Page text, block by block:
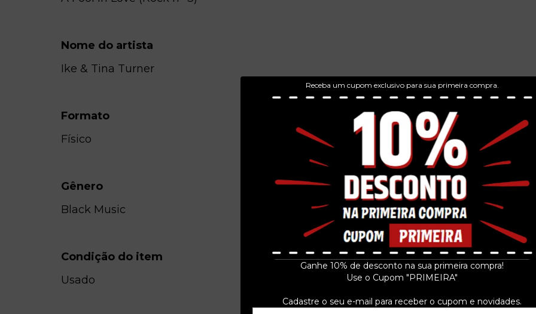
Receba um cupom exclusivo para sua primeira compra.
Ganhe 10% de desconto na sua primeira compra!
Use o Cupom "PRIMEIRA"
Cadastre o seu e-mail para receber o cupom e novidades.
Nome do artista
Ike & Tina Turner
Formato
Físico
Gênero
Black Music
Condição do item
Usado